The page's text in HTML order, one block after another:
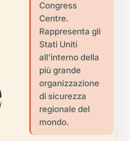
Congress
Centre.
Rappresenta gli
Stati Uniti
all'interno della
più grande
organizzazione
di sicurezza
regionale del
mondo.